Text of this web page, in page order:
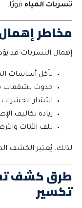
تسربات المياه فورًا.
مخاطر
إهمال التسربات قد
تآكل أساسات
حدوث تشققات
انتشار الحشرات
زيادة تكاليف
تلف الأثاث
لذلك، يُعتبر الكشف
طرق كشف
تكسير